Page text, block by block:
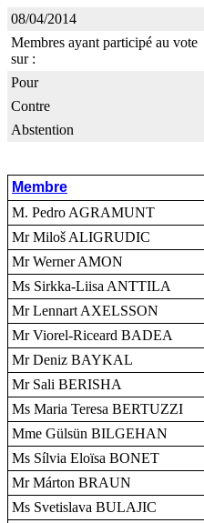
08/04/2014
Membres ayant participé au vote
sur :
Pour
Contre
Abstention
Membre
M. Pedro AGRAMUNT
Mr Miloš ALIGRUDIC
Mr Werner AMON
Ms Sirkka-Liisa ANTTILA
Mr Lennart AXELSSON
Mr Viorel-Riceard BADEA
Mr Deniz BAYKAL
Mr Sali BERISHA
Ms Maria Teresa BERTUZZI
Mme Gülsün BILGEHAN
Ms Sílvia Eloïsa BONET
Mr Márton BRAUN
Ms Svetislava BULAJIC